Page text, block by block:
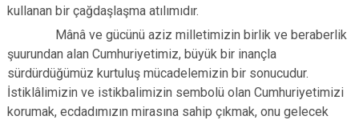
kullanan bir çağdaşlaşma atılımıdır.
Mânâ ve gücünü aziz milletimizin birlik ve beraberlik
şuurundan alan Cumhuriyetimiz, büyük bir inançla
sürdürdüğümüz kurtuluş mücadelemizin bir sonucudur.
İstiklâlimizin ve istikbalimizin sembolü olan Cumhuriyetimizi
korumak, ecdadımızın mirasına sahip çıkmak, onu gelecek